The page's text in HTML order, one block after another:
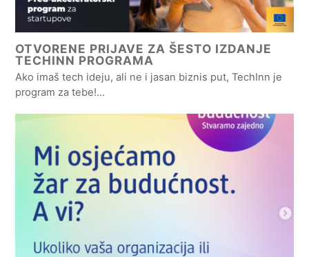
OTVORENE PRIJAVE ZA ŠESTO IZDANJE
TECHINN PROGRAMA
Ako imaš tech ideju, ali ne i jasan biznis put, TechInn je
program za tebe!…